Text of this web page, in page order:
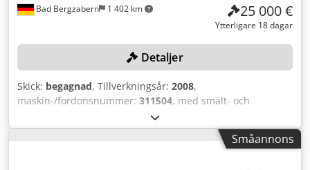
Bad Bergzabern 1 402 km 25 000 €
Ytterligare 18 dagar
Detaljer
Skick: begagnad, Tillverkningsår: 2008,
maskin-/fordonsnummer: 311504, med smält- och
hållningsugn STRIKO WESTOFEN W900SL Prodos XP,
tillverkningsår: 2008, serienr: 10406, ugnsvolym: 8290 dm³,
tomvikt: 3 200 kg, värmeeffekt: 22 kW, hanteringsrobot
Småannons